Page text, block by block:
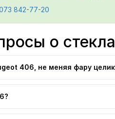
842-77-20
о
406, не меняя фару